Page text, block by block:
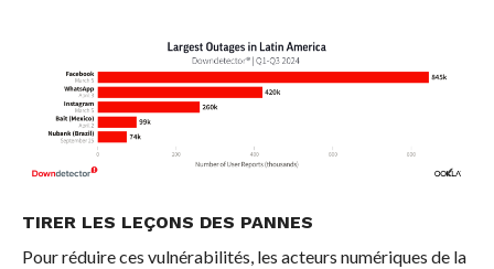
TIRER LES LEÇONS DES PANNES
Pour réduire ces vulnérabilités, les acteurs numériques de la